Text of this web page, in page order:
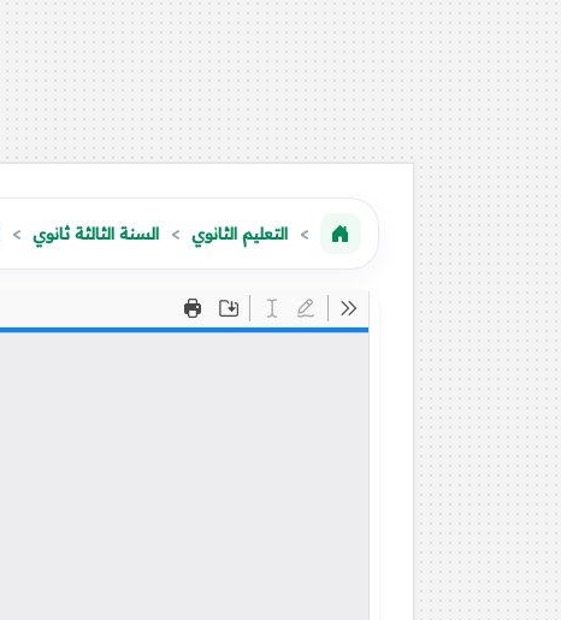
التعليم الثانوي السنة الثالثة ثانوي